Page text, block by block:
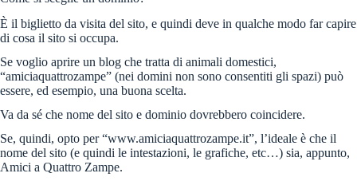
È il biglietto da visita del sito, e quindi deve in qualche modo far capire
di cosa il sito si occupa.
Se voglio aprire un blog che tratta di animali domestici,
“amiciaquattrozampe” (nei domini non sono consentiti gli spazi) può
essere, ed esempio, una buona scelta.
Va da sé che nome del sito e dominio dovrebbero coincidere.
Se, quindi, opto per “www.amiciaquattrozampe.it”, l’ideale è che il
nome del sito (e quindi le intestazioni, le grafiche, etc…) sia, appunto,
Amici a Quattro Zampe.